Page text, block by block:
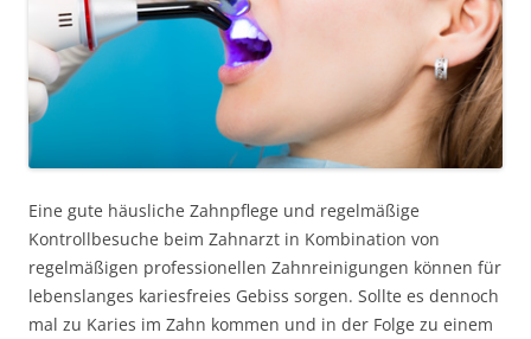
Eine gute häusliche Zahnpflege und regelmäßige
Kontrollbesuche beim Zahnarzt in Kombination von
regelmäßigen professionellen Zahnreinigungen können für
lebenslanges kariesfreies Gebiss sorgen. Sollte es dennoch
mal zu Karies im Zahn kommen und in der Folge zu einem